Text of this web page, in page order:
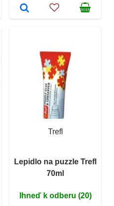
Trefl
Lepidlo na puzzle Trefl
70ml
Ihneď k odberu (20)